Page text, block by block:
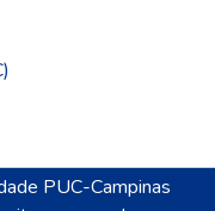
PUC-Campinas